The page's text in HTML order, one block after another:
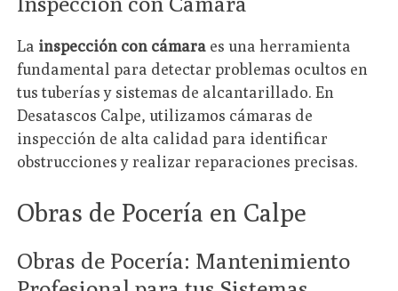
La inspección con cámara es una herramienta
fundamental para detectar problemas ocultos en
tus tuberías y sistemas de alcantarillado. En
Desatascos Calpe, utilizamos cámaras de
inspección de alta calidad para identificar
obstrucciones y realizar reparaciones precisas.
Obras de Pocería en Calpe
Obras de Pocería: Mantenimiento